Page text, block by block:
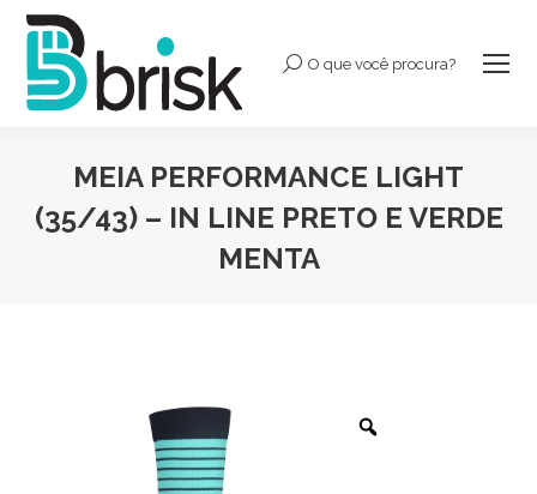
Buscar:
O que você procura?
MEIA PERFORMANCE LIGHT
(35/43) – IN LINE PRETO E VERDE
MENTA